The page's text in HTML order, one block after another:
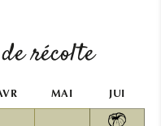
récolte
MAI JUI